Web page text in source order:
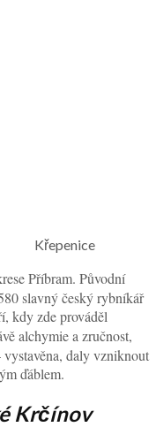
Křepenice
Příbram. Původní
slavný český rybníkář
kdy zde prováděl
alchymie a zručnost,
daly vzniknout
ďáblem.
Krčínov